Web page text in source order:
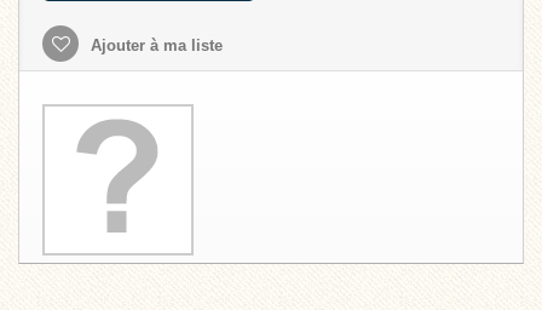
Ajouter à ma liste